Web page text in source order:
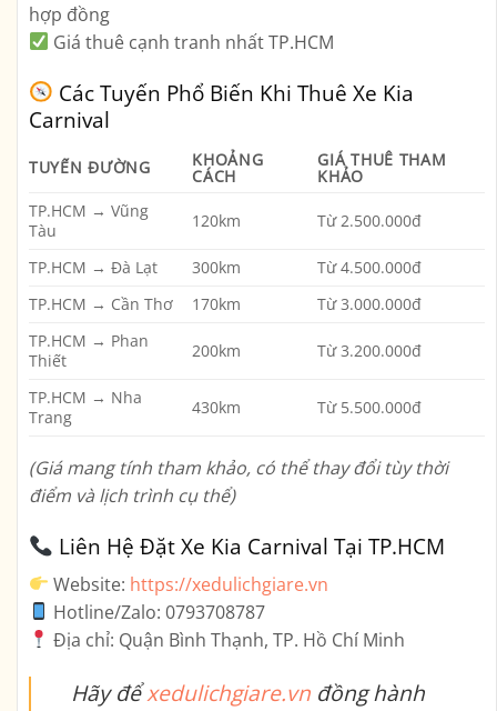
hợp đồng
Giá thuê cạnh tranh nhất TP.HCM
Các Tuyến Phổ Biến Khi Thuê Xe Kia
Carnival
TUYẾN ĐƯỜNG KHOẢNG
CÁCH
GIÁ THUÊ THAM
KHẢO
TP.HCM → Vũng
Tàu
120km Từ 2.500.000đ
TP.HCM → Đà Lạt 300km
Từ 4.500.000đ
TP.HCM → Cần Thơ
170km
Từ 3.000.000đ
TP.HCM → Phan
Thiết
200km Từ 3.200.000đ
TP.HCM → Nha
Trang
430km Từ 5.500.000đ
(Giá mang tính tham khảo, có thể thay đổi tùy thời
điểm và lịch trình cụ thể)
Liên Hệ Đặt Xe Kia Carnival Tại TP.HCM
Website: https://xedulichgiare.vn
Hotline/Zalo: 0793708787
Địa chỉ: Quận Bình Thạnh, TP. Hồ Chí Minh
Hãy đểxedulichgiare.vn đồng hành